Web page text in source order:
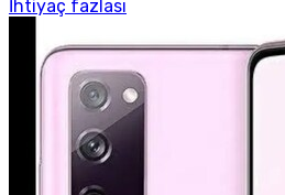
İhtiyaç fazlası